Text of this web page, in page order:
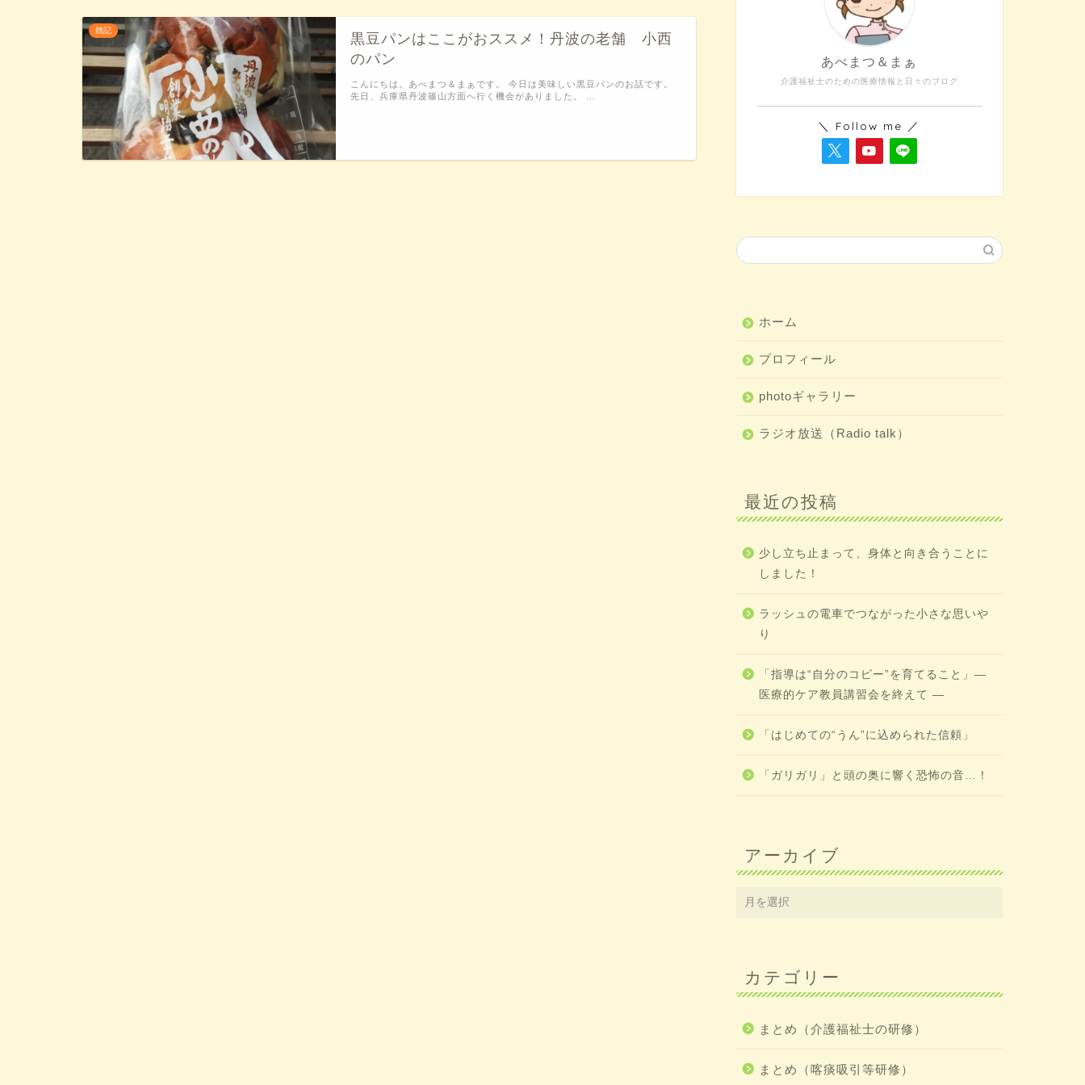
雑記
黒豆パンはここがおススメ！丹波の老舗 小西
のパン
こんにちは。あべまつ＆まぁです。 今日は美味しい黒豆パンのお話です。
先日、兵庫県丹波篠山方面へ行く機会がありました。 …
介護福祉士のための医療情報と日々のブログ
あべまつ＆まぁ
＼ Follow me ／
ホーム
プロフィール
photoギャラリー
ラジオ放送（Radio talk）
最近の投稿
少し立ち止まって、身体と向き合うことに
しました！
ラッシュの電車でつながった小さな思いや
り
「指導は“自分のコピー”を育てること」―
医療的ケア教員講習会を終えて ―
「はじめての“うん”に込められた信頼」
「ガリガリ」と頭の奥に響く恐怖の音…！
アーカイブ
カテゴリー
まとめ（介護福祉士の研修）
まとめ（喀痰吸引等研修）